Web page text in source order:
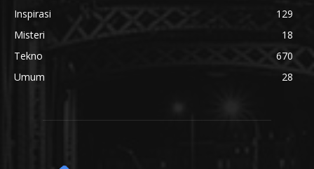
Inspirasi
129
Misteri
18
Tekno
670
Umum
28